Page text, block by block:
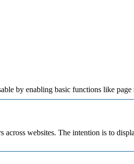
by enabling basic functions like
across websites. The intention is to